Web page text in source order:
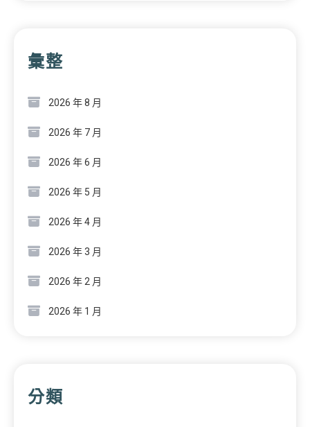
彙整
2026 年 8 月
2026 年 7 月
2026 年 6 月
2026 年 5 月
2026 年 4 月
2026 年 3 月
2026 年 2 月
2026 年 1 月
分類